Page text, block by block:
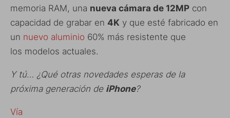
memoria RAM, una nueva cámara de 12MP con
capacidad de grabar en 4K y que esté fabricado en
un nuevo aluminio 60% más resistente que
los modelos actuales.
Y tú… ¿Qué otras novedades esperas de la
próxima generación de iPhone?
Vía